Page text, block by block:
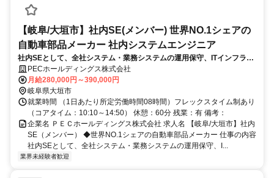
【岐阜/大垣市】社内SE(メンバー) 世界NO.1シェアの
自動車部品メーカー 社内システムエンジニア
社内SEとして、全社システム・業務システムの運用保守、ITインフラ管
理、社内ヘルプデスク、セキュリティ対策、システム改善、IT関連規
程・マニュアル類の整備、グローバル拠点のITサポートを担当します。
PECホールディングス株式会社
月給280,000円～390,000円
岐阜県大垣市
就業時間 （1日あたり所定労働時間08時間）フレックスタイム制あり
（コアタイム：10:10～14:50） 休憩：60分 残業：有 備考：
企業名 ＰＥＣホールディングス株式会社 求人名 【岐阜/大垣市】社内
SE（メンバー） ◆世界NO.1シェアの自動車部品メーカー 仕事の内容
社内SEとして、全社システム・業務システムの運用保守、I...
業界未経験者歓迎